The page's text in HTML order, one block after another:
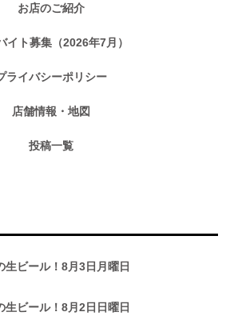
お店のご紹介
イト募集（2026年7月）
ライバシーポリシー
店舗情報・地図
投稿一覧
生ビール！8月3日月曜日
生ビール！8月2日日曜日